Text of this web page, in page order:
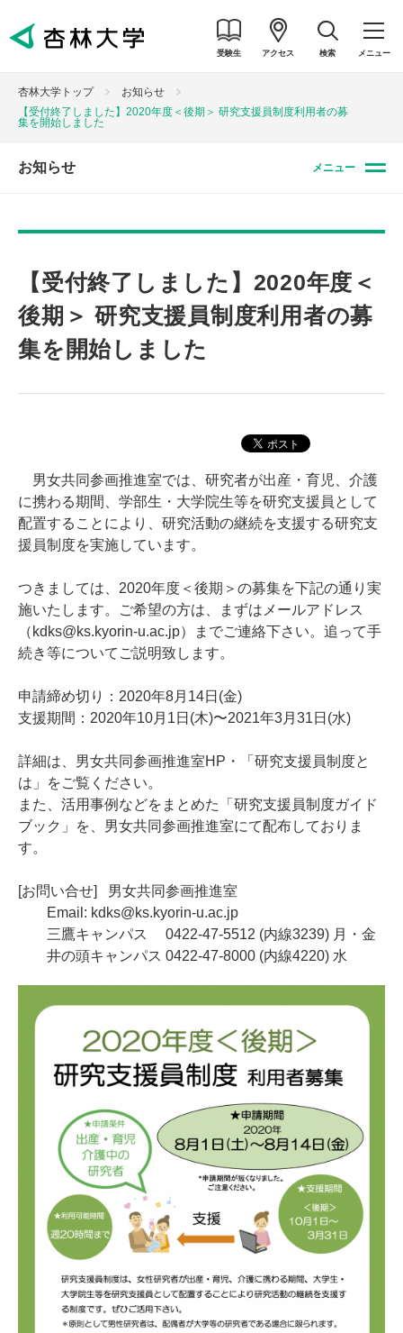
受験生 アクセス 検索 メニュー
杏林大学トップ
お知らせ
【受付終了しました】2020年度＜後期＞ 研究支援員制度利用者の募
集を開始しました
お知らせ メニュー
【受付終了しました】2020年度＜
後期＞ 研究支援員制度利用者の募
集を開始しました
男女共同参画推進室では、研究者が出産・育児、介護
に携わる期間、学部生・大学院生等を研究支援員として
配置することにより、研究活動の継続を支援する研究支
援員制度を実施しています。
つきましては、2020年度＜後期＞の募集を下記の通り実
施いたします。ご希望の方は、まずはメールアドレス
（kdks@ks.kyorin-u.ac.jp）までご連絡下さい。追って手
続き等についてご説明致します。
申請締め切り：2020年8月14日(金)
支援期間：2020年10月1日(木)〜2021年3月31日(水)
詳細は、 男女共同参画推進室HP・「研究支援員制度と
は」
をご覧ください。
また、活用事例などをまとめた「研究支援員制度ガイド
ブック」を、男女共同参画推進室にて配布しておりま
す。
[お問い合せ] 男女共同参画推進室
Email: kdks@ks.kyorin-u.ac.jp
三鷹キャンパス 0422-47-5512 (内線3239) 月・金
井の頭キャンパス 0422-47-8000 (内線4220) 水